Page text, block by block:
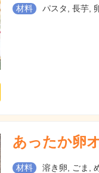
材料 パスタ, 長芋,
あったか卵
材料 溶き卵, ごま,